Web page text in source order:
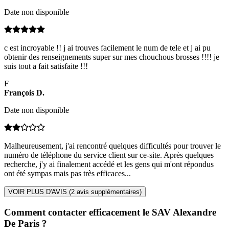
Date non disponible
c est incroyable !! j ai trouves facilement le num de tele et j ai pu
obtenir des renseignements super sur mes chouchous brosses !!!! je
suis tout a fait satisfaite !!!
F
François D.
Date non disponible
Malheureusement, j'ai rencontré quelques difficultés pour trouver le
numéro de téléphone du service client sur ce-site. Après quelques
recherche, j'y ai finalement accédé et les gens qui m'ont répondus
ont été sympas mais pas très efficaces...
VOIR PLUS D'AVIS (2 avis supplémentaires)
Comment contacter efficacement le SAV Alexandre
De Paris ?